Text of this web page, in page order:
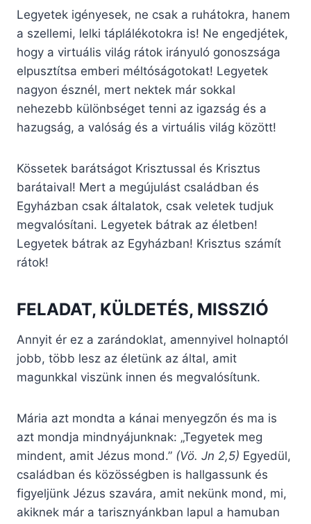
Legyetek igényesek, ne csak a ruhátokra, hanem
a szellemi, lelki táplálékotokra is! Ne engedjétek,
hogy a virtuális világ rátok irányuló gonoszsága
elpusztítsa emberi méltóságotokat! Legyetek
nagyon észnél, mert nektek már sokkal
nehezebb különbséget tenni az igazság és a
hazugság, a valóság és a virtuális világ között!
Kössetek barátságot Krisztussal és Krisztus
barátaival! Mert a megújulást családban és
Egyházban csak általatok, csak veletek tudjuk
megvalósítani. Legyetek bátrak az életben!
Legyetek bátrak az Egyházban! Krisztus számít
rátok!
FELADAT, KÜLDETÉS, MISSZIÓ
Annyit ér ez a zarándoklat, amennyivel holnaptól
jobb, több lesz az életünk az által, amit
magunkkal viszünk innen és megvalósítunk.
Mária azt mondta a kánai menyegzőn és ma is
azt mondja mindnyájunknak: „Tegyetek meg
mindent, amit Jézus mond.” (Vö. Jn 2,5) Egyedül,
családban és közösségben is hallgassunk és
figyeljünk Jézus szavára, amit nekünk mond, mi,
akiknek már a tarisznyánkban lapul a hamuban